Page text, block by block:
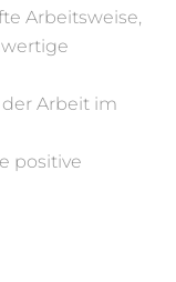
Arbeitsweise,
Arbeit im
positive